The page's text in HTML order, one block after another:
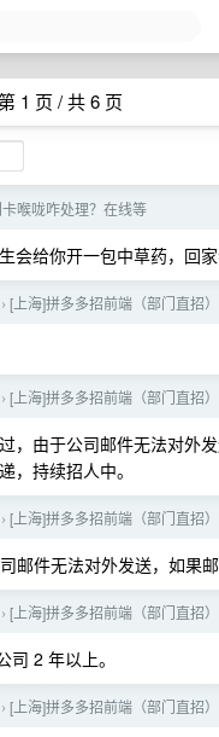
1 页 / 共 6 页
喉咙咋处理？在线等
会给你开一包中草药，回
› [上海]拼多多招前端（部门直招）
› [上海]拼多多招前端（部门直招）
，由于公司邮件无法对外
，持续招人中。
› [上海]拼多多招前端（部门直招）
邮件无法对外发送，如果
› [上海]拼多多招前端（部门直招）
2 年以上。
› [上海]拼多多招前端（部门直招）